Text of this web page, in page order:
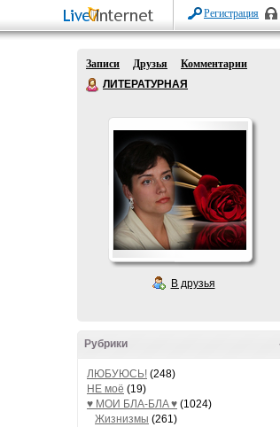
Регистрация
Записи Друзья
Комментарии
ЛИТЕРАТУРНАЯ
В друзья
Рубрики
ЛЮБУЮСЬ! (248)
НЕ моё (19)
♥ МОИ БЛA-БЛA ♥ (1024)
Жизнизмы (261)